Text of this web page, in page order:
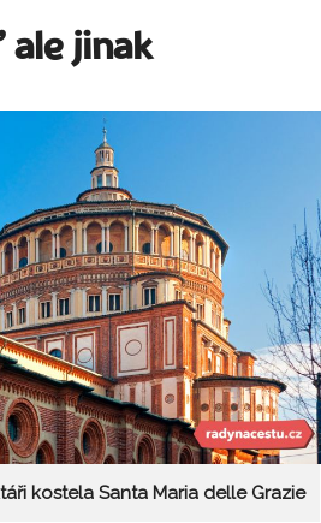
jinak
kostela Santa Maria delle Grazie